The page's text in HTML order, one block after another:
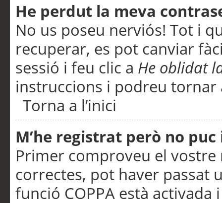
He perdut la meva
No us poseu nerviós! Tot i
recuperar, es pot canviar
sessió i feu clic a He oblidat
instruccions i podreu tornar
Torna a l’inici
M’he registrat però no
Primer comproveu el vostre
correctes, pot haver passat
funció COPPA està